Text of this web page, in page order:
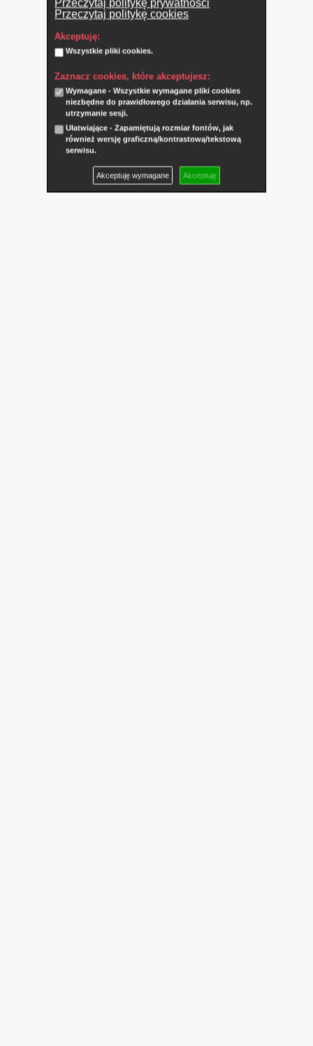
Przeczytaj politykę prywatności
Przeczytaj politykę cookies
Akceptuję:
Wszystkie pliki cookies.
Zaznacz cookies, które akceptujesz:
Wymagane - Wszystkie wymagane pliki cookies
niezbędne do prawidłowego działania serwisu, np.
utrzymanie sesji.
Ułatwiające - Zapamiętują rozmiar fontów, jak
również wersję graficzną/kontrastową/tekstową
serwisu.
Akceptuję wymagane Akceptuję